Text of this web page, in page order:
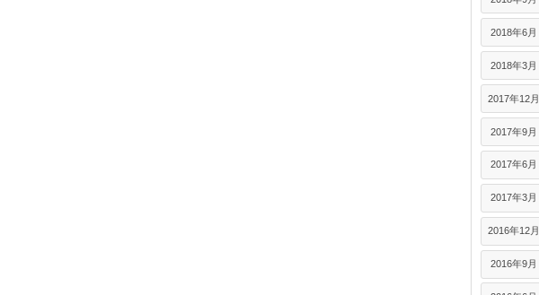
2018年6月
2018年3月
2017年12月
2017年9月
2017年6月
2017年3月
2016年12月
2016年9月